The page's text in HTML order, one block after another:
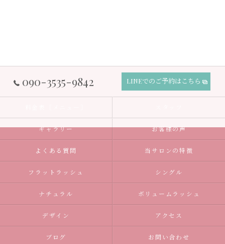
090-3535-9842 LINEでのご予約はこちら
ギャラリー お客様の声
よくある質問 当サロンの特徴
フラットラッシュ シングル
ナチュラル ボリュームラッシュ
デザイン アクセス
ブログ お問い合わせ